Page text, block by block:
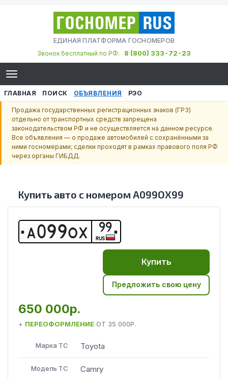
ЕДИНАЯ ПЛАТФОРМА ГОСНОМЕРОВ
Звонок бесплатный по РФ:
8 (800) 333-72-23
ГЛАВНАЯ ПОИСК ОБЪЯВЛЕНИЯ РЭО
Продажа государственных регистрационных знаков (ГРЗ)
отдельно от транспортных средств запрещена
законодательством РФ и не осуществляется на данном ресурсе.
Все объявления — о продаже автомобилей с сохранёнными за
ними госномерами; сделки проходят в рамках правового поля РФ
через органы ГИБДД.
Купить авто с номером А099ОХ99
А099ОХ 99
RUS
Купить
Предложить свою цену
650 000р.
+ ПЕРЕОФОРМЛЕНИЕ ОТ 35 000Р.
Марка ТС Toyota
Модель ТС Camry